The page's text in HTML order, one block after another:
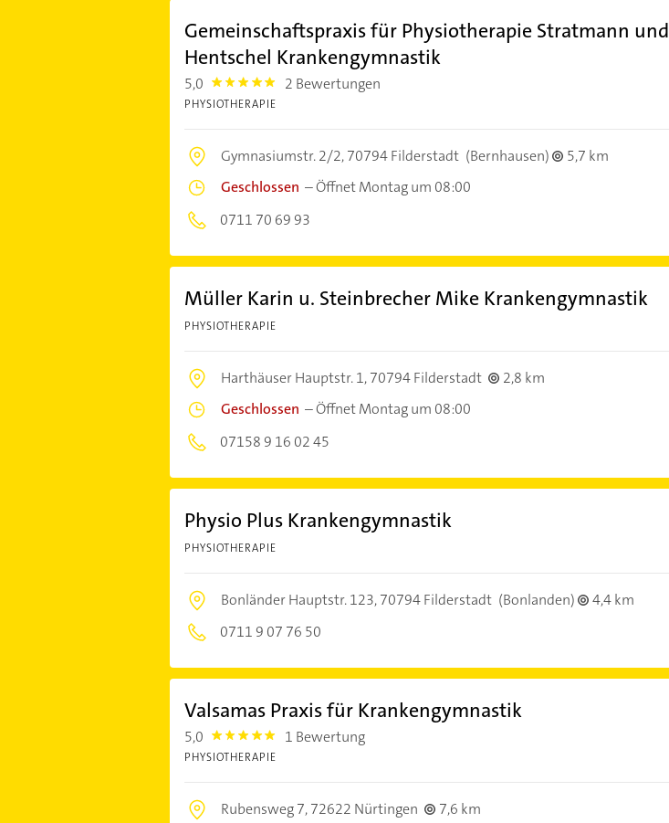
Gemeinschaftspraxis für Physiotherapie Stratmann und
Hentschel Krankengymnastik
5,0 5.0 2 Bewertungen
PHYSIOTHERAPIE
Gymnasiumstr. 2/2,70794 Filderstadt (Bernhausen)
5,7 km
Geschlossen –Öffnet Montag um 08:00
0711 70 69 93
Müller Karin u. Steinbrecher Mike Krankengymnastik
PHYSIOTHERAPIE
Harthäuser Hauptstr. 1,70794 Filderstadt
2,8 km
Geschlossen –Öffnet Montag um 08:00
07158 9 16 02 45
Physio Plus Krankengymnastik
PHYSIOTHERAPIE
Bonländer Hauptstr. 123,70794 Filderstadt (Bonlanden)
4,4 km
0711 9 07 76 50
Valsamas Praxis für Krankengymnastik
5,0 5.0 1 Bewertung
PHYSIOTHERAPIE
Rubensweg 7,72622 Nürtingen
7,6 km